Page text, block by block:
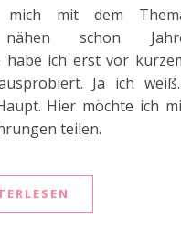
mit dem
nähen schon
habe ich erst vor
Ja ich
Hier möchte ich
teilen.